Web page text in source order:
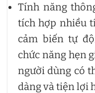
Tính năng
tích hợp nhiều
cảm biến tự
chức năng hẹn
người dùng có
dàng và tiện lợi